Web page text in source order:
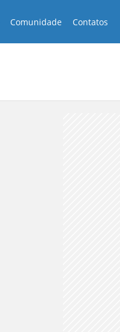
Comunidade Contatos